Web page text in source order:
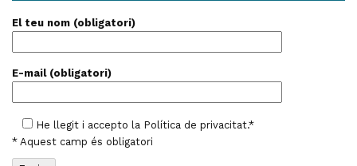
El teu nom (obligatori)
E-mail (obligatori)
He llegit i accepto la Política de privacitat.*
* Aquest camp és obligatori